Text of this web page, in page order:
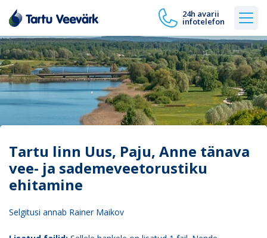
24h avarii
infotelefon
Tartu linn Uus, Paju, Anne tänava
vee- ja sademeveetorustiku
ehitamine
Selgitusi annab Rainer Maikov